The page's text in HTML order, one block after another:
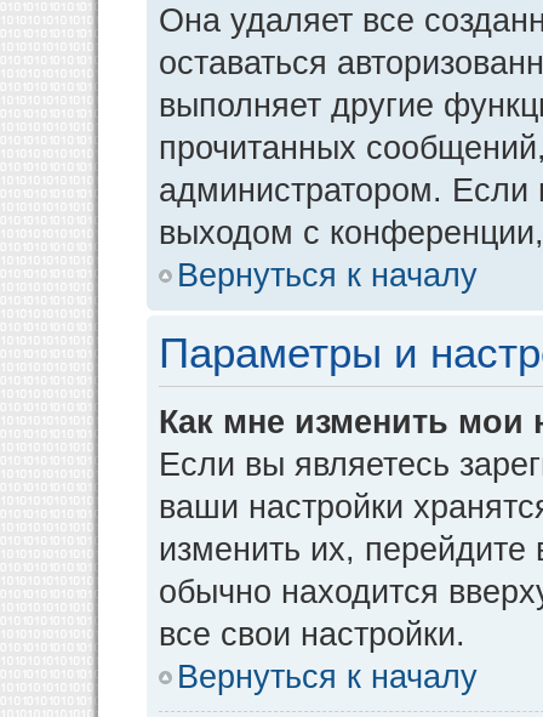
Она удаляет все
оставаться
выполняет другие
прочитанных
администратором. Если
выходом с
Вернуться к началу
Параметры и
Как мне изменить мои
Если вы являетесь
ваши настройки
изменить их, перейдите
обычно находится
все свои настройки.
Вернуться к началу